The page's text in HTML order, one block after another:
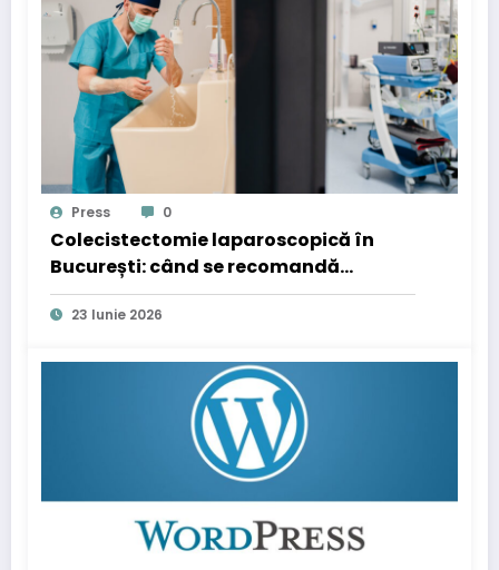
Press 0
Colecistectomie laparoscopică în
București: când se recomandă
operația de fiere
23 Iunie 2026